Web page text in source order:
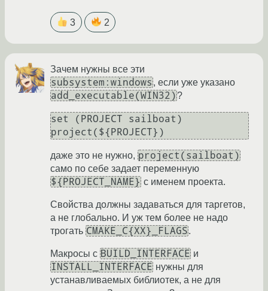
3 2
Зачем нужны все эти
subsystem:windows , если уже указано
add_executable(WIN32)?
set (PROJECT sailboat)
даже это не нужно, project(sailboat)
само по себе задает переменную
${PROJECT_NAME} с именем проекта.
Свойства должны задаваться для таргетов,
а не глобально. И уж тем более не надо
трогать CMAKE_C{XX}_FLAGS.
Макросы с BUILD_INTERFACE и
INSTALL_INTERFACE нужны для
устанавливаемых библиотек, а не для